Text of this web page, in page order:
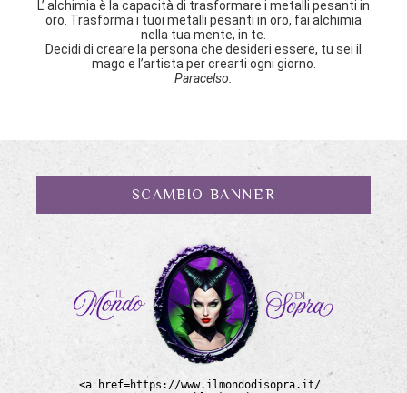
L’ alchimia è la capacità di trasformare i metalli pesanti in
oro. Trasforma i tuoi metalli pesanti in oro, fai alchimia
nella tua mente, in te.
Decidi di creare la persona che desideri essere, tu sei il
mago e l’artista per crearti ogni giorno.
Paracelso.
SCAMBIO BANNER